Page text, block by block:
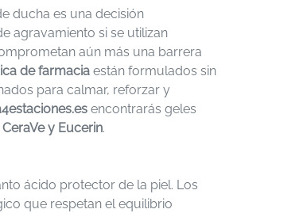
ducha es una decisión
agravamiento si se utilizan
aún más una barrera
de farmacia están formulados sin
para calmar, reforzar y
encontrarás geles
y Eucerin.
ácido protector de la piel. Los
que respetan el equilibrio